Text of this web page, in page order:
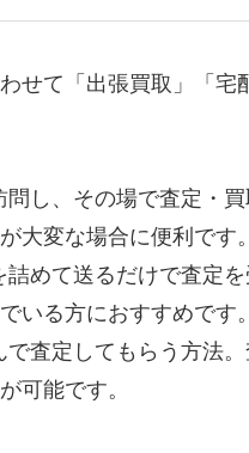
せて「出張買取」「
し、その場で査定・
大変な場合に便利です。
めて送るだけで査定
いる方におすすめです。
査定してもらう方法
可能です。